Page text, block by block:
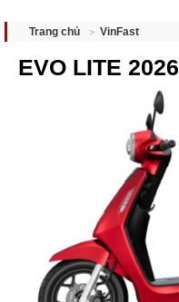
Trang chủ VinFast
EVO LITE 2026